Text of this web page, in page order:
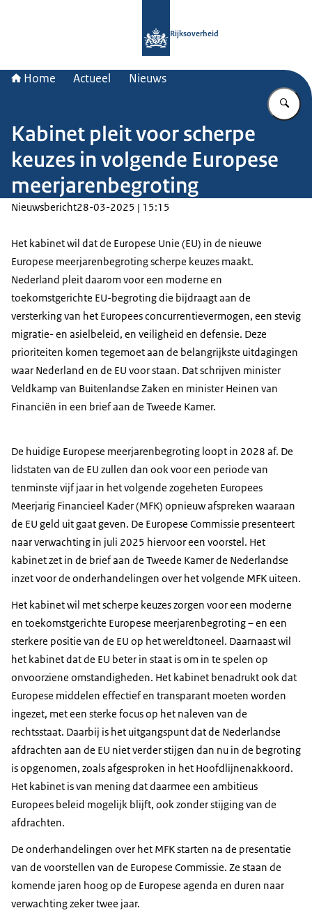
Rijksoverheid
Home Actueel Nieuws
Kabinet pleit voor scherpe
keuzes in volgende Europese
meerjarenbegroting
Nieuwsbericht28-03-2025 | 15:15
Het kabinet wil dat de Europese Unie (EU) in de nieuwe
Europese meerjarenbegroting scherpe keuzes maakt.
Nederland pleit daarom voor een moderne en
toekomstgerichte EU-begroting die bijdraagt aan de
versterking van het Europees concurrentievermogen, een stevig
migratie- en asielbeleid, en veiligheid en defensie. Deze
prioriteiten komen tegemoet aan de belangrijkste uitdagingen
waar Nederland en de EU voor staan. Dat schrijven minister
Veldkamp van Buitenlandse Zaken en minister Heinen van
Financiën in een brief aan de Tweede Kamer.
De huidige Europese meerjarenbegroting loopt in 2028 af. De
lidstaten van de EU zullen dan ook voor een periode van
tenminste vijf jaar in het volgende zogeheten Europees
Meerjarig Financieel Kader (MFK) opnieuw afspreken waaraan
de EU geld uit gaat geven. De Europese Commissie presenteert
naar verwachting in juli 2025 hiervoor een voorstel. Het
kabinet zet in de brief aan de Tweede Kamer de Nederlandse
inzet voor de onderhandelingen over het volgende MFK uiteen.
Het kabinet wil met scherpe keuzes zorgen voor een moderne
en toekomstgerichte Europese meerjarenbegroting – en een
sterkere positie van de EU op het wereldtoneel. Daarnaast wil
het kabinet dat de EU beter in staat is om in te spelen op
onvoorziene omstandigheden. Het kabinet benadrukt ook dat
Europese middelen effectief en transparant moeten worden
ingezet, met een sterke focus op het naleven van de
rechtsstaat. Daarbij is het uitgangspunt dat de Nederlandse
afdrachten aan de EU niet verder stijgen dan nu in de begroting
is opgenomen, zoals afgesproken in het Hoofdlijnenakkoord.
Het kabinet is van mening dat daarmee een ambitieus
Europees beleid mogelijk blijft, ook zonder stijging van de
afdrachten.
De onderhandelingen over het MFK starten na de presentatie
van de voorstellen van de Europese Commissie. Ze staan de
komende jaren hoog op de Europese agenda en duren naar
verwachting zeker twee jaar.